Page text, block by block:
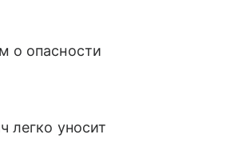
о опасности
легко уносит